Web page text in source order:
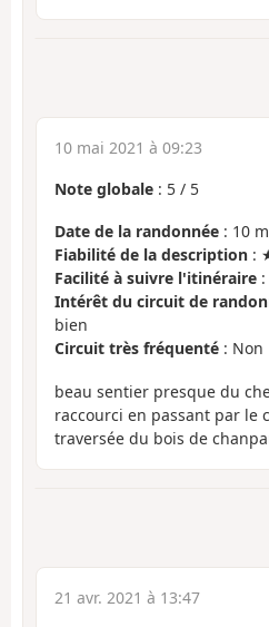
10 mai 2021 à 09:23
Note globale : 5 / 5
Date de la randonnée : 10
Fiabilité de la description :
Facilité à suivre l'itinéraire
Intérêt du circuit de
bien
Circuit très fréquenté : Non
beau sentier presque du
raccourci en passant par le
traversée du bois de
21 avr. 2021 à 13:47